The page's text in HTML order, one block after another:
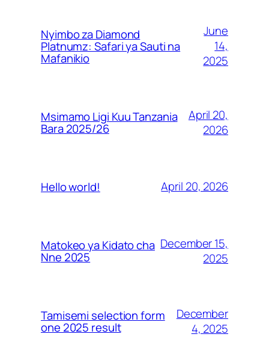
Nyimbo za Diamond
Platnumz: Safari ya Sauti na
Mafanikio
June
14,
2025
Msimamo Ligi Kuu Tanzania
Bara 2025/26
April 20,
2026
Hello world! April 20, 2026
Matokeo ya Kidato cha
Nne 2025
December 15,
2025
Tamisemi selection form
one 2025 result
December
4, 2025